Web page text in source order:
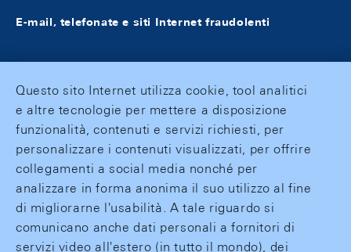
E-mail, telefonate e siti Internet fraudolenti
Questo sito Internet utilizza cookie, tool analitici
e altre tecnologie per mettere a disposizione
funzionalità, contenuti e servizi richiesti, per
personalizzare i contenuti visualizzati, per offrire
collegamenti a social media nonché per
analizzare in forma anonima il suo utilizzo al fine
di migliorarne l'usabilità. A tale riguardo si
comunicano anche dati personali a fornitori di
servizi video all'estero (in tutto il mondo), dei